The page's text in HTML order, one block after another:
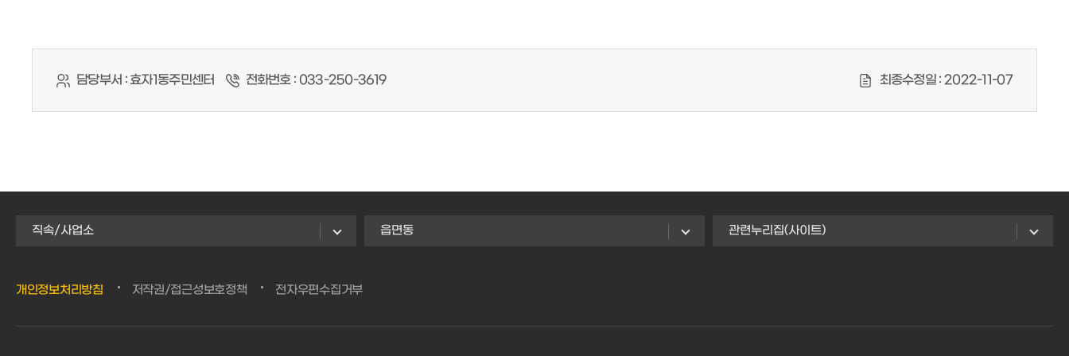
담당부서 :효자1동주민센터 전화번호 : 033-250-3619 최종수정일 : 2022-11-07
직속/사업소 읍면동 관련누리집(사이트)
개인정보처리방침 저작권/접근성보호정책 전자우편수집거부